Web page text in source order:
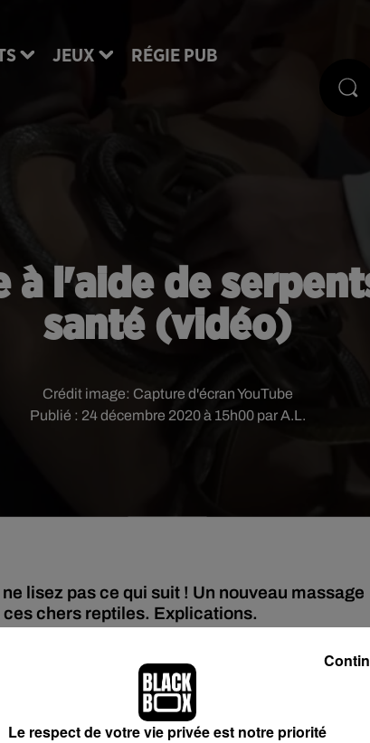
JEUX RÉGIE PUB
à l'aide de
santé (vidéo)
Publié : 24 décembre 2020 à 15h00 par A.L.
Crédit image: Capture d'écran YouTube
lisez pas ce qui suit ! Un nouveau massage
ces chers reptiles. Explications.
lorsqu'on pousse la porte de chez Safwat Sudqi,
ce professionnel du bien-être utilise des serpents lors de
toutes les tailles et couleurs s'ondulent sur le corps ou
Le respect de votre vie privée est notre priorité